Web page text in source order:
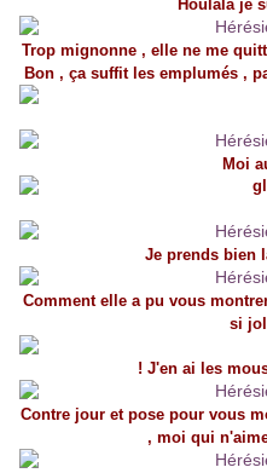
Houlala je
Trop mignonne , elle ne me
Bon , ça suffit les emplumés ,
Moi
Je prends bien
Comment elle a pu vous
si
! J'en ai les
Contre jour et pose pour vous
, moi qui